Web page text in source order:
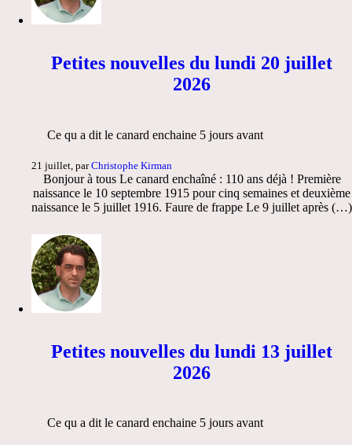
Petites nouvelles du lundi 20 juillet
2026
Ce qu a dit le canard enchaine 5 jours avant
21 juillet, parChristophe Kirman
Bonjour à tous Le canard enchaîné : 110 ans déjà ! Première
naissance le 10 septembre 1915 pour cinq semaines et deuxième
naissance le 5 juillet 1916. Faure de frappe Le 9 juillet après (…)
Petites nouvelles du lundi 13 juillet
2026
Ce qu a dit le canard enchaine 5 jours avant